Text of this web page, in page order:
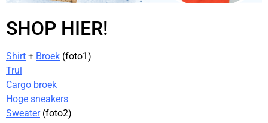
SHOP HIER!
Shirt + Broek (foto1)
Trui
Cargo broek
Hoge sneakers
Sweater(foto2)